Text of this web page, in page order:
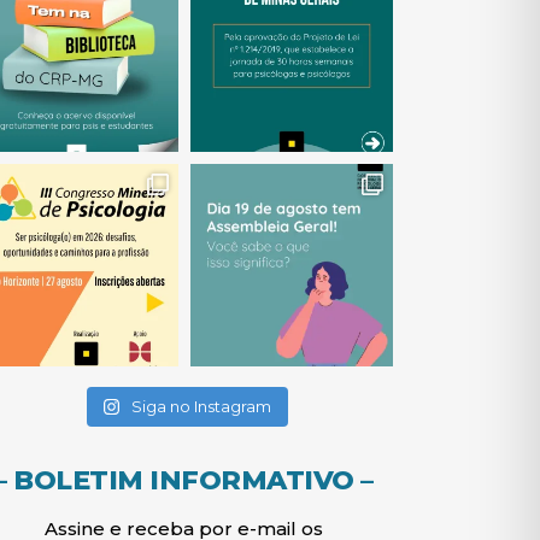
(abre em nova janela) (abre em nova janela)
Siga no Instagram(abre em nova janela)
BOLETIM INFORMATIVO –
Assine e receba por e-mail os